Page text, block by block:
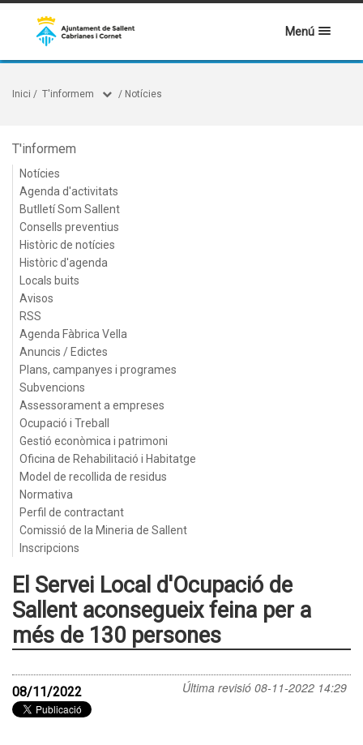
Menú
Inici / T'informem / Notícies
T'informem
Notícies
Agenda d'activitats
Butlletí Som Sallent
Consells preventius
Històric de notícies
Històric d'agenda
Locals buits
Avisos
RSS
Agenda Fàbrica Vella
Anuncis / Edictes
Plans, campanyes i programes
Subvencions
Assessorament a empreses
Ocupació i Treball
Gestió econòmica i patrimoni
Oficina de Rehabilitació i Habitatge
Model de recollida de residus
Normativa
Perfil de contractant
Comissió de la Mineria de Sallent
Inscripcions
El Servei Local d'Ocupació de
Sallent aconsegueix feina per a
més de 130 persones
Última revisió 08-11-2022 14:29
08/11/2022